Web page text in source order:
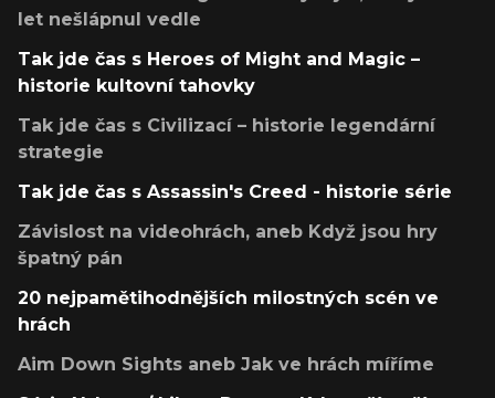
let nešlápnul vedle
Tak jde čas s Heroes of Might and Magic –
historie kultovní tahovky
Tak jde čas s Civilizací – historie legendární
strategie
Tak jde čas s Assassin's Creed - historie série
Závislost na videohrách, aneb Když jsou hry
špatný pán
20 nejpamětihodnějších milostných scén ve
hrách
Aim Down Sights aneb Jak ve hrách míříme